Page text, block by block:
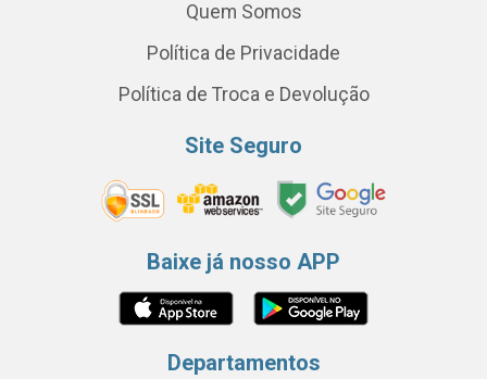
Quem Somos
Política de Privacidade
Política de Troca e Devolução
Site Seguro
Baixe já nosso APP
Departamentos